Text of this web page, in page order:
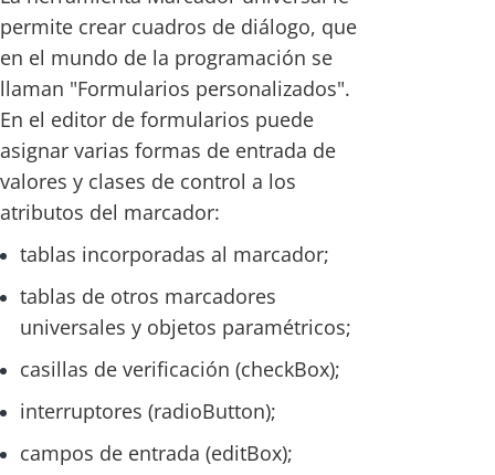
permite crear cuadros de diálogo, que
en el mundo de la programación se
llaman "Formularios personalizados".
En el editor de formularios puede
asignar varias formas de entrada de
valores y clases de control a los
atributos del marcador:
tablas incorporadas al marcador;
tablas de otros marcadores
universales y objetos paramétricos;
casillas de verificación (checkBox);
interruptores (radioButton);
campos de entrada (editBox);